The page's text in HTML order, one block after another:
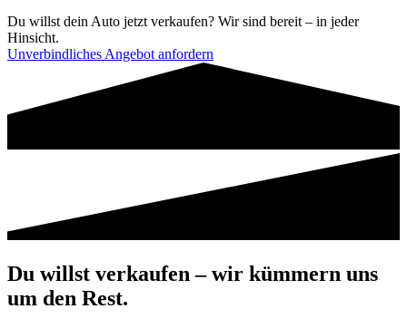
Du willst dein Auto jetzt verkaufen? Wir sind bereit – in jeder
Hinsicht.
Unverbindliches Angebot anfordern
Du willst verkaufen – wir kümmern uns
um den Rest.